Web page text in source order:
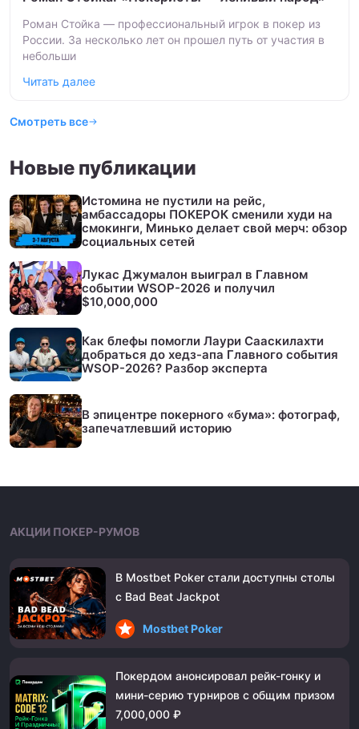
Роман Стойка — профессиональный игрок в покер из
России. За несколько лет он прошел путь от участия в
небольши
Читать далее
Смотреть все
Новые публикации
Истомина не пустили на рейс,
амбассадоры ПОКЕРОК сменили худи на
смокинги, Минько делает свой мерч: обзор
социальных сетей
Лукас Джумалон выиграл в Главном
событии WSOP-2026 и получил
$10,000,000
Как блефы помогли Лаури Сааскилахти
добраться до хедз-апа Главного события
WSOP-2026? Разбор эксперта
В эпицентре покерного «бума»: фотограф,
запечатлевший историю
АКЦИИ ПОКЕР-РУМОВ
В Mostbet Poker стали доступны столы
с Bad Beat Jackpot
Mostbet Poker
Покердом анонсировал рейк-гонку и
мини-серию турниров с общим призом
7,000,000 ₽